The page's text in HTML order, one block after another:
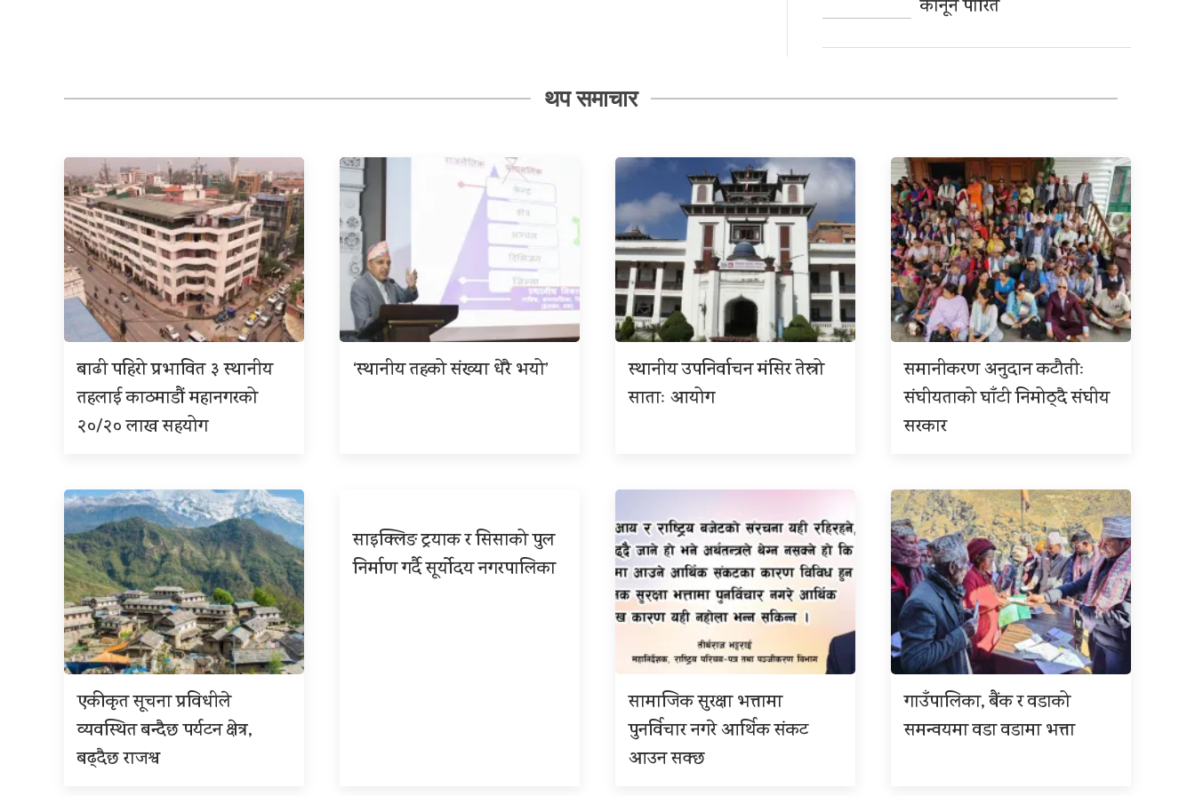
कानून पारित
थप समाचार
बाढी पहिरो प्रभावित ३ स्थानीय
तहलाई काठमाडौं महानगरको
२०/२० लाख सहयोग
‘स्थानीय तहको संख्या धेरै भयो’
स्थानीय उपनिर्वाचन मंसिर तेस्रो
साताः आयोग
समानीकरण अनुदान कटौतीः
संघीयताको घाँटी निमोठ्दै संघीय
सरकार
एकीकृत सूचना प्रविधीले
व्यवस्थित बन्दैछ पर्यटन क्षेत्र,
बढ्दैछ राजश्व
साइक्लिङ ट्रयाक र सिसाको पुल
निर्माण गर्दै सूर्योदय नगरपालिका
सामाजिक सुरक्षा भत्तामा
पुनर्विचार नगरे आर्थिक संकट
आउन सक्छ
गाउँपालिका, बैंक र वडाको
समन्वयमा वडा वडामा भत्ता